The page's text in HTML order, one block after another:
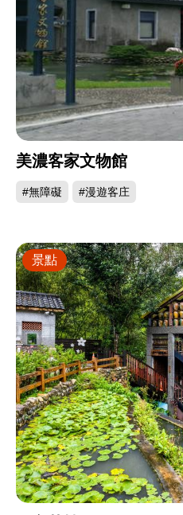
美濃客家文物館
#無障礙 #漫遊客庄
景點